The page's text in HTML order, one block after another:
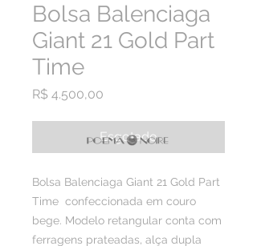
Bolsa Balenciaga
Giant 21 Gold Part
Time
R$ 4.500,00
Esgotado
Bolsa Balenciaga Giant 21 Gold Part
Time  confeccionada em couro
bege. Modelo retangular conta com
ferragens prateadas, alça dupla